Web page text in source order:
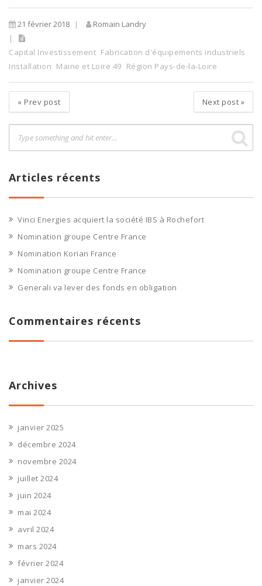
21 février 2018 Romain Landry
Capital Investissement Fabrication d'équipements industriels
Installation Maine et Loire 49 Région Pays-de-la-Loire
« Prev post Next post »
Articles récents
Vinci Energies acquiert la société IBS à Rochefort
Nomination groupe Centre France
Nomination Korian France
Nomination groupe Centre France
Generali va lever des fonds en obligation
Commentaires récents
Archives
janvier 2025
décembre 2024
novembre 2024
juillet 2024
juin 2024
mai 2024
avril 2024
mars 2024
février 2024
janvier 2024